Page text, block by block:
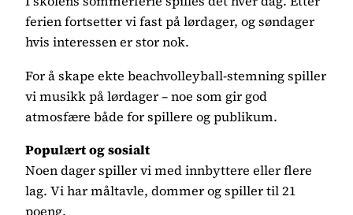
ferien fortsetter vi fast på lørdager, og søndager
hvis interessen er stor nok.
For å skape ekte beachvolleyball-stemning spiller
vi musikk på lørdager – noe som gir god
atmosfære både for spillere og publikum.
Populært og sosialt
Noen dager spiller vi med innbyttere eller flere
lag. Vi har måltavle, dommer og spiller til 21
poeng.